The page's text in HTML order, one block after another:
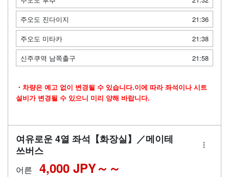
주오도 진다이지
21:36
주오도 미타카
21:38
신주쿠역 남쪽출구
21:58
・차량은 예고 없이 변경될 수 있습니다.이에 따라 좌석이나 시트
설비가 변경될 수 있으니 미리 양해 바랍니다.
여유로운 4열 좌석【화장실】／메이테
쓰버스
어른 4,000 JPY～